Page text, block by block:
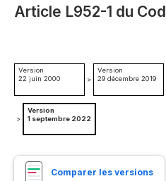
Article L952-1 du
Version
22 juin 2000
>
Version
29 décembre 2019
>
Version
1 septembre 2022
Comparer les versions